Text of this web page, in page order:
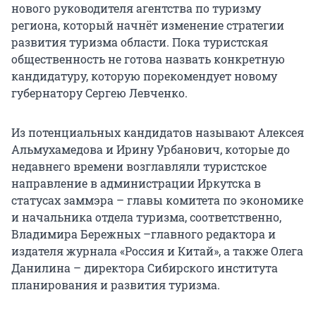
нового руководителя агентства по туризму
региона, который начнёт изменение стратегии
развития туризма области. Пока туристская
общественность не готова назвать конкретную
кандидатуру, которую порекомендует новому
губернатору Сергею Левченко.
Из потенциальных кандидатов называют Алексея
Альмухамедова и Ирину Урбанович, которые до
недавнего времени возглавляли туристское
направление в администрации Иркутска в
статусах заммэра – главы комитета по экономике
и начальника отдела туризма, соответственно,
Владимира Бережных –главного редактора и
издателя журнала «Россия и Китай», а также Олега
Данилина – директора Сибирского института
планирования и развития туризма.